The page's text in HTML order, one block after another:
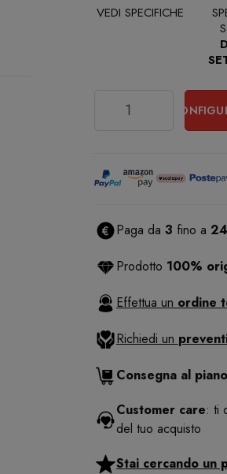
VEDI SPECIFICHE
Paga da 3 fino a
Prodotto 100%
Effettua un ordine
Richiedi un
Consegna al
Customer care: ti
del tuo acquisto
Stai cercando un